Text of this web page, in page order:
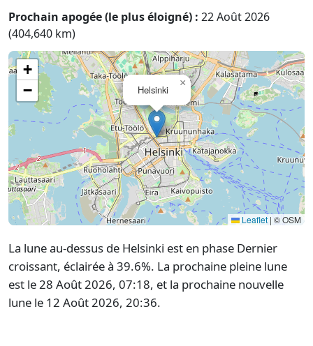
Prochain apogée (le plus éloigné) : 22 Août 2026
(404,640 km)
Helsinki
×
+
−
Leaflet | © OSM
La lune au-dessus de Helsinki est en phase Dernier
croissant, éclairée à 39.6%. La prochaine pleine lune
est le 28 Août 2026, 07:18, et la prochaine nouvelle
lune le 12 Août 2026, 20:36.